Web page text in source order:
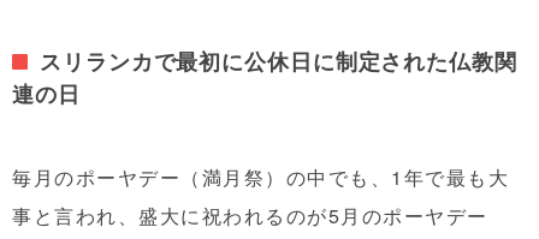
スリランカで最初に公休日に制定された仏教関
連の日
毎月のポーヤデー（満月祭）の中でも、1年で最も大
事と言われ、盛大に祝われるのが5月のポーヤデー